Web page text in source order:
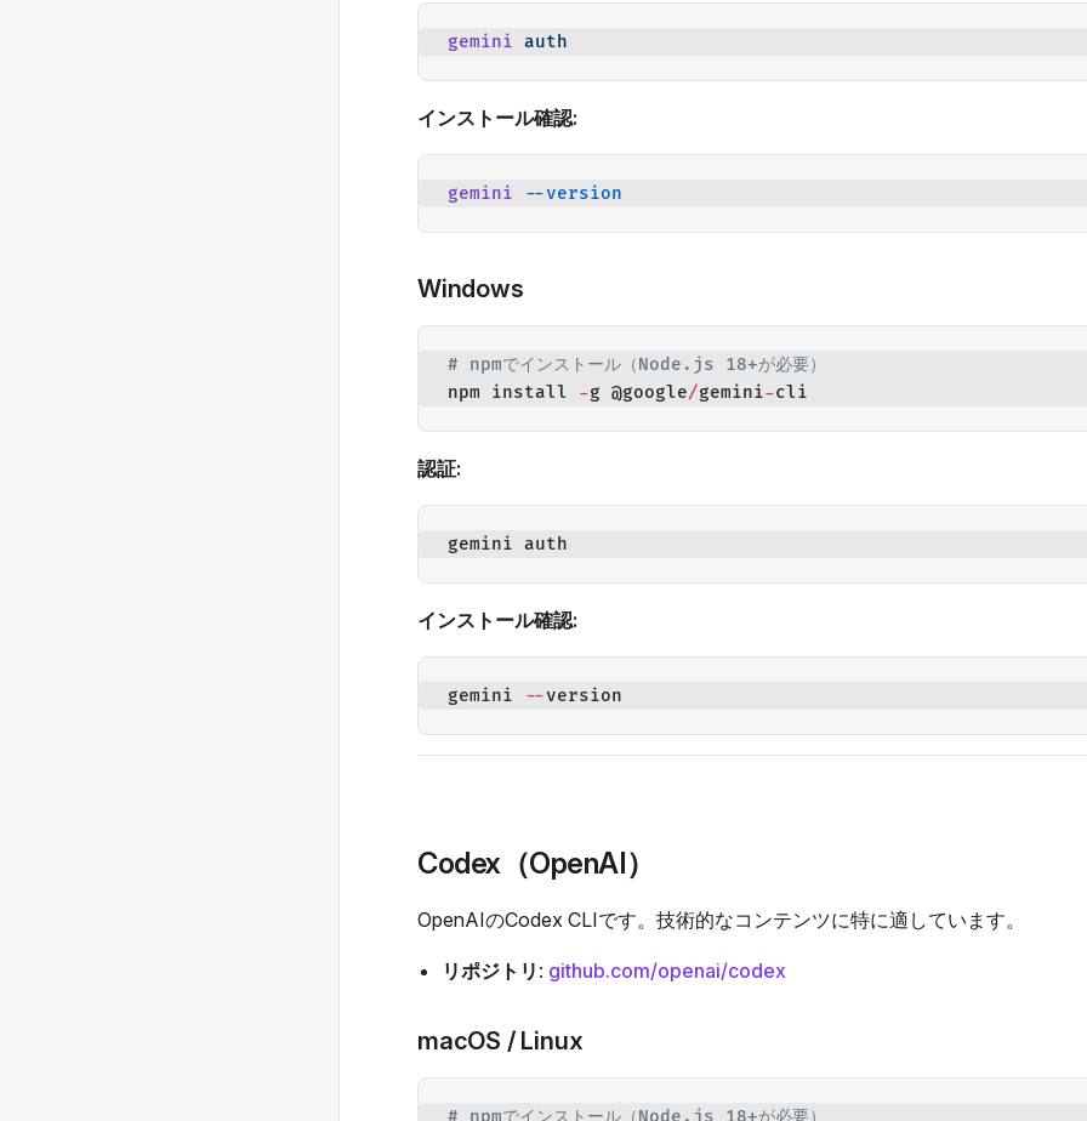
gemini auth
インストール確認:
gemini --version
Windows
# npmでインストール（Node.js 18+が必要）
npm install -g @google/gemini-cli
認証:
gemini auth
インストール確認:
gemini --version
Codex（OpenAI）
OpenAIのCodex CLIです。技術的なコンテンツに特に適しています。
リポジトリ : github.com/openai/codex
macOS / Linux
# npmでインストール（Node.js 18+が必要）